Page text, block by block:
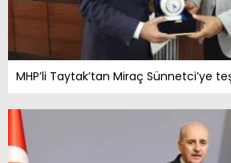
MHP’li Taytak’tan Miraç Sünnetci’ye